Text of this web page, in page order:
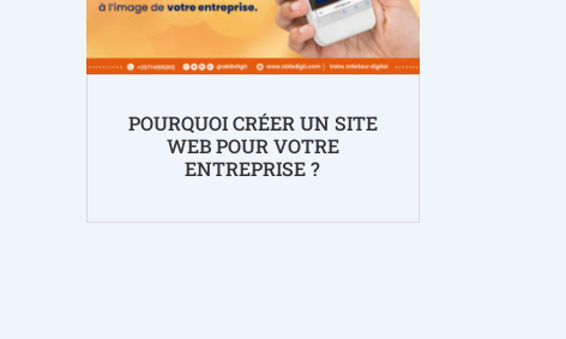
POURQUOI CRÉER UN SITE
WEB POUR VOTRE
ENTREPRISE ?